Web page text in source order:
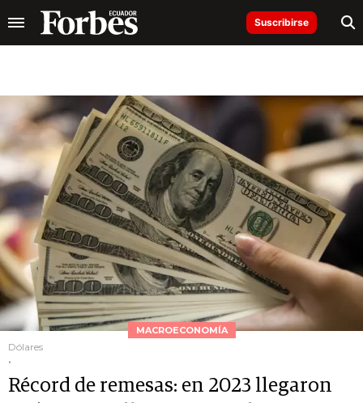
Suscribirse
MACROECONOMÍA
Dólares
.
Récord de remesas: en 2023 llegaron